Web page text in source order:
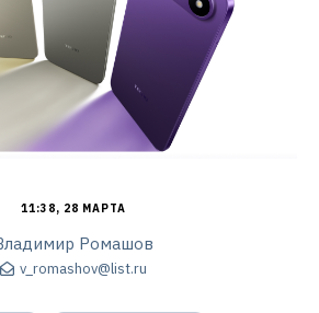
11:38, 28 МАРТА
Ромашов
v_romashov@list.ru